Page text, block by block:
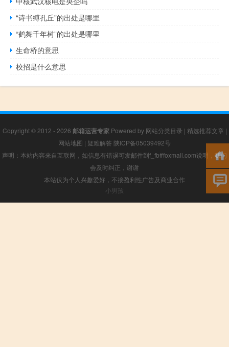
“诗书缚孔丘”的出处是哪里
“鹤舞千年树”的出处是哪里
生命桥的意思
校招是什么意思
Copyright © 2012 - 2026 邮箱运营专家Powered by 网站分类目录 | 精选推荐文章 |
网站地图 | 疑难解答 陕ICP备05039492号
声明：本站内容来自互联网，如信息有错误可发邮件到f_fb#foxmail.com说明，我们
会及时纠正，谢谢
本站仅为个人兴趣爱好，不接盈利性广告及商业合作
小男孩